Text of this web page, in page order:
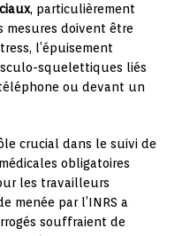
, particulièrement
mesures doivent être
l’épuisement
squelettiques liés
ou devant un
crucial dans le suivi de
obligatoires
les travailleurs
menée par l’INRS a
souffraient de